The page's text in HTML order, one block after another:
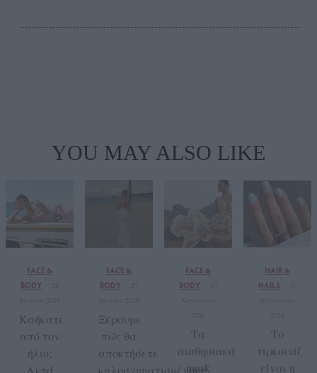
YOU MAY ALSO LIKE
FACE &
BODY
Καήκατε
από τον
ήλιο;
Αυτά
FACE &
BODY
Ξέρουμε
πώς θα
αποκτήσετε
καλοσχηματισμένους
FACE &
BODY
Τα
αισθησιακά
musk
HAIR &
NAILS
Το
τιρκουάζ
είναι η